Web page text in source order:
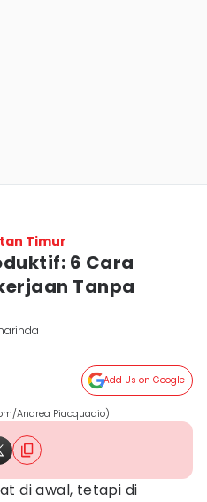
Timur
6 Cara
Tanpa
Add Us on Google
Andrea Piacquadio)
di awal, tetapi di